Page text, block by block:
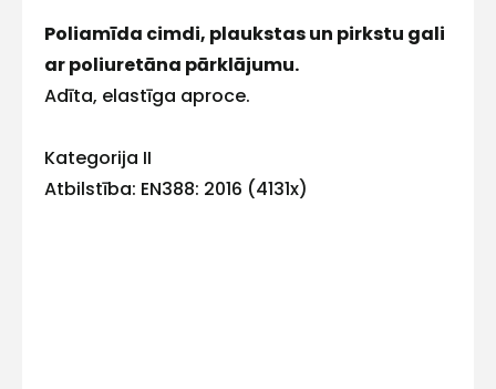
Poliamīda cimdi, plaukstas un pirkstu gali
ar poliuretāna pārklājumu.
Adīta, elastīga aproce.
Kategorija II
Atbilstība: EN388: 2016 (4131x)
E-pasts